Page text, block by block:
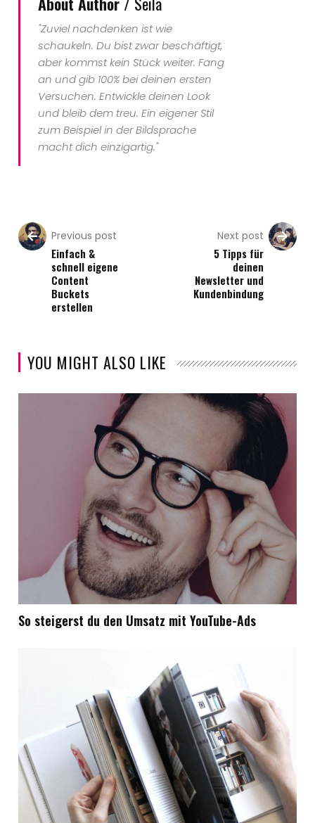
"Zuviel nachdenken ist wie
schaukeln. Du bist zwar beschäftigt,
aber kommst kein Stück weiter. Fang
an und gib 100% bei deinen ersten
Versuchen. Entwickle deinen Look
und bleib dem treu. Ein eigener Stil
zum Beispiel in der Bildsprache
macht dich einzigartig."
Previous post
Einfach &
schnell eigene
Content
Buckets
erstellen
Next post
5 Tipps für
deinen
Newsletter und
Kundenbindung
YOU MIGHT ALSO LIKE
So steigerst du den Umsatz mit YouTube-Ads